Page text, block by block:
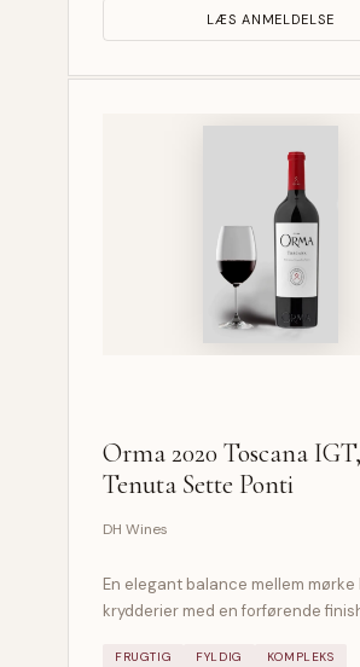
LÆS ANMELDELSE
Orma 2020 Toscana IGT,
Tenuta Sette Ponti
DH Wines
En elegant balance mellem
krydderier med en forførende
FRUGTIG FYLDIG KOMPLEKS